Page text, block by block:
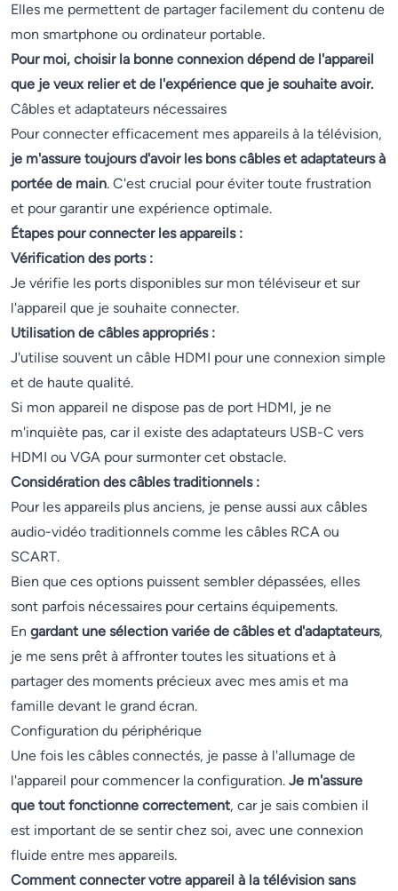
Elles me permettent de partager facilement du contenu de
mon smartphone ou ordinateur portable.
Pour moi, choisir la bonne connexion dépend de l'appareil
que je veux relier et de l'expérience que je souhaite avoir.
Câbles et adaptateurs nécessaires
Pour connecter efficacement mes appareils à la télévision,
je m'assure toujours d'avoir les bons câbles et adaptateurs à
portée de main. C'est crucial pour éviter toute frustration
et pour garantir une expérience optimale.
Étapes pour connecter les appareils :
Vérification des ports :
Je vérifie les ports disponibles sur mon téléviseur et sur
l'appareil que je souhaite connecter.
Utilisation de câbles appropriés :
J'utilise souvent un câble HDMI pour une connexion simple
et de haute qualité.
Si mon appareil ne dispose pas de port HDMI, je ne
m'inquiète pas, car il existe des adaptateurs USB-C vers
HDMI ou VGA pour surmonter cet obstacle.
Considération des câbles traditionnels :
Pour les appareils plus anciens, je pense aussi aux câbles
audio-vidéo traditionnels comme les câbles RCA ou
SCART.
Bien que ces options puissent sembler dépassées, elles
sont parfois nécessaires pour certains équipements.
En gardant une sélection variée de câbles et d'adaptateurs,
je me sens prêt à affronter toutes les situations et à
partager des moments précieux avec mes amis et ma
famille devant le grand écran.
Configuration du périphérique
Une fois les câbles connectés, je passe à l'allumage de
l'appareil pour commencer la configuration. Je m'assure
que tout fonctionne correctement, car je sais combien il
est important de se sentir chez soi, avec une connexion
fluide entre mes appareils.
Comment connecter votre appareil à la télévision sans